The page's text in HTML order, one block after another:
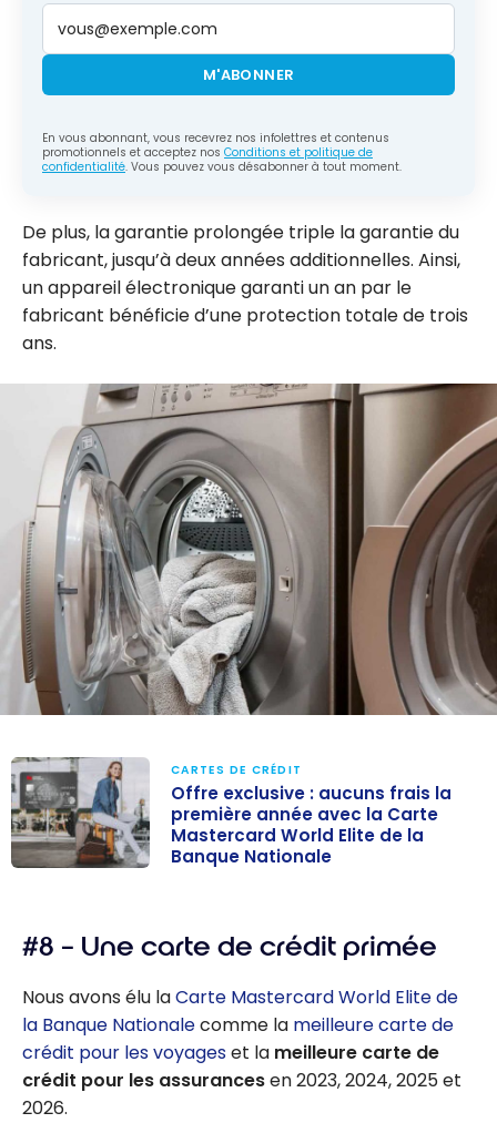
M'ABONNER
En vous abonnant, vous recevrez nos infolettres et contenus
promotionnels et acceptez nos Conditions et politique de
confidentialité. Vous pouvez vous désabonner à tout moment.
De plus, la garantie prolongée triple la garantie du
fabricant, jusqu’à deux années additionnelles. Ainsi,
un appareil électronique garanti un an par le
fabricant bénéficie d’une protection totale de trois
ans.
première
Carte
Mastercard
World Elite de
la Banque
Nationale
CARTES DE CRÉDIT
Offre exclusive : aucuns frais la
première année avec la Carte
Mastercard World Elite de la
Banque Nationale
#8 – Une carte de crédit primée
Nous avons élu laCarte Mastercard World Elite de
la Banque Nationalecomme la meilleure carte de
crédit pour les voyageset la meilleure carte de
crédit pour les assurancesen 2023, 2024, 2025 et
2026.